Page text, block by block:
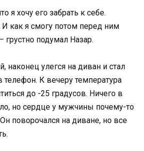
я хочу его забрать к себе.
как я смогу потом перед ним
грустно подумал Назар.
наконец улегся на диван и стал
телефон. К вечеру температура
до -25 градусов. Ничего в
но сердце у мужчины почему-то
поворочался на диване, но все